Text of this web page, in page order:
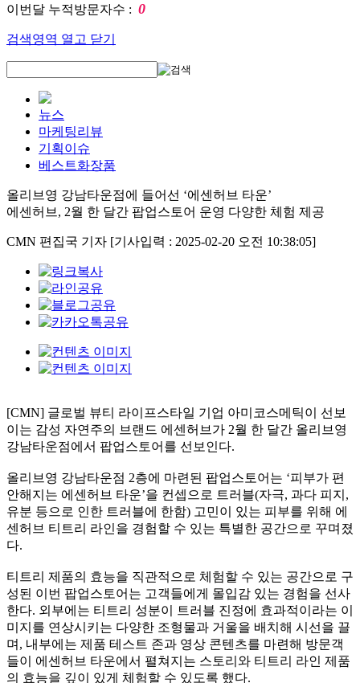
이번달 누적방문자수 : 0
검색영역 열고 닫기
뉴스
마케팅리뷰
기획이슈
베스트화장품
올리브영 강남타운점에 들어선 ‘에센허브 타운’
에센허브, 2월 한 달간 팝업스토어 운영 다양한 체험 제공
CMN 편집국 기자 [기사입력 : 2025-02-20 오전 10:38:05]
[CMN] 글로벌 뷰티 라이프스타일 기업 아미코스메틱이 선보
이는 감성 자연주의 브랜드 에센허브가 2월 한 달간 올리브영
강남타운점에서 팝업스토어를 선보인다.
올리브영 강남타운점 2층에 마련된 팝업스토어는 ‘피부가 편
안해지는 에센허브 타운’을 컨셉으로 트러블(자극, 과다 피지,
유분 등으로 인한 트러블에 한함) 고민이 있는 피부를 위해 에
센허브 티트리 라인을 경험할 수 있는 특별한 공간으로 꾸며졌
다.
티트리 제품의 효능을 직관적으로 체험할 수 있는 공간으로 구
성된 이번 팝업스토어는 고객들에게 몰입감 있는 경험을 선사
한다. 외부에는 티트리 성분이 트러블 진정에 효과적이라는 이
미지를 연상시키는 다양한 조형물과 거울을 배치해 시선을 끌
며, 내부에는 제품 테스트 존과 영상 콘텐츠를 마련해 방문객
들이 에센허브 타운에서 펼쳐지는 스토리와 티트리 라인 제품
의 효능을 깊이 있게 체험할 수 있도록 했다.